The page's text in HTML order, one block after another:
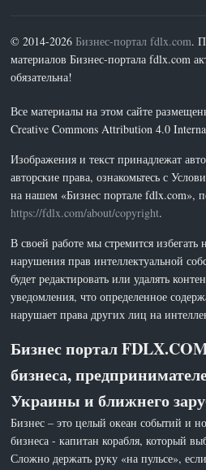
© 2014-2026Бизнес-портал fdlx.com.
материалов Бизнес-портала fdlx.com
обязательна!
Все материалы на этом сайте
Creative Commons Attribution 4.0
Изображения и текст принадлежат
авторские права, ознакомьтесь с
на нашем «Бизнес портале fdlx.com»,
https://fdlx.com/about/copyright.
В своей работе мы стремится
нарушения прав интеллектуальной
будет редактировать или удалять
уведомления, что определенное
нарушает права других лиц на
Бизнес портал
бизнеса,
Украины и ближнего
Бизнес – это целый океан событий и
бизнеса - капитан корабля, который
Сложно держать руку «на пульсе»,